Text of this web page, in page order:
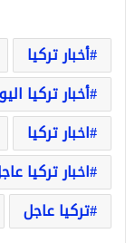
أخبار تركيا
أخبار تركيا
اخبار تركيا
اخبار تركيا
تركيا عاجل